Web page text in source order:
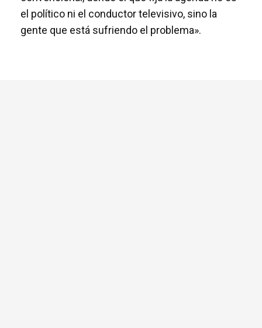
el político ni el conductor televisivo, sino la
gente que está sufriendo el problema».